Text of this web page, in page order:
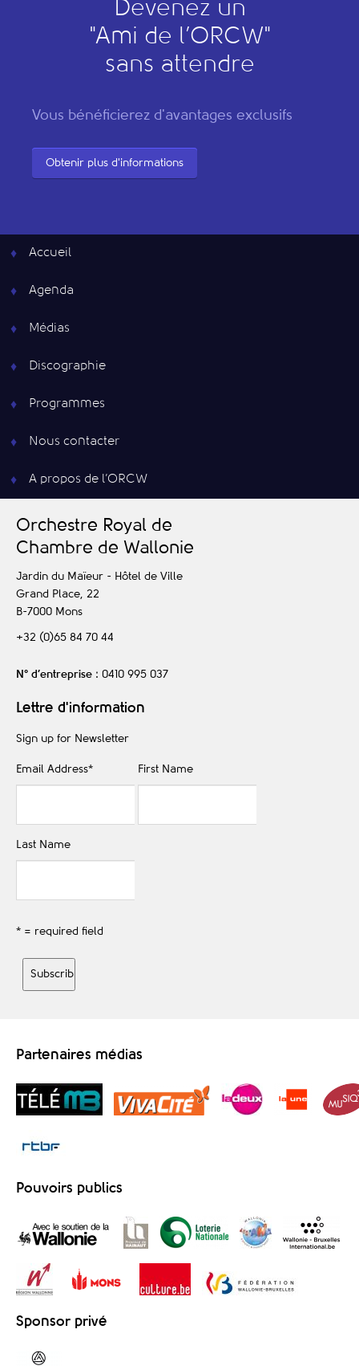
Devenez un
"Ami de l’ORCW"
sans attendre
Vous bénéficierez d'avantages exclusifs
Obtenir plus d'informations
Accueil
Agenda
Médias
Discographie
Programmes
Nous contacter
A propos de l’ORCW
Orchestre Royal de
Chambre de Wallonie
Jardin du Maïeur - Hôtel de Ville
Grand Place, 22
B-7000 Mons
+32 (0)65 84 70 44
N° d’entreprise : 0410 995 037
Lettre d'information
Sign up for Newsletter
Email Address* First Name
Last Name
* = required field
Partenaires médias
Pouvoirs publics
Sponsor privé